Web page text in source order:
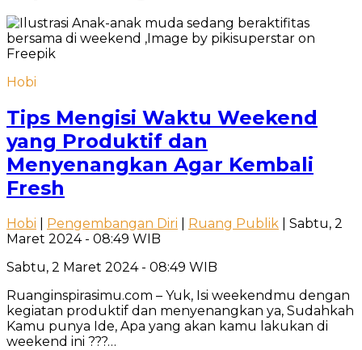
Hobi
Tips Mengisi Waktu Weekend
yang Produktif dan
Menyenangkan Agar Kembali
Fresh
Hobi Pengembangan Diri Ruang Publik | Sabtu, 2
Maret 2024 - 08:49 WIB
Sabtu, 2 Maret 2024 - 08:49 WIB
Ruanginspirasimu.com – Yuk, Isi weekendmu dengan
kegiatan produktif dan menyenangkan ya, Sudahkah
Kamu punya Ide, Apa yang akan kamu lakukan di
weekend ini ???…